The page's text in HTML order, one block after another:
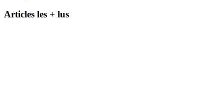
Articles les + lus